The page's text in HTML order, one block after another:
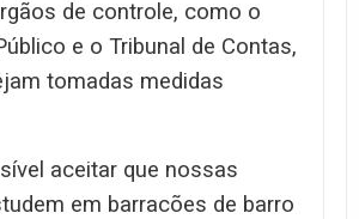
de controle, como o
e o Tribunal de Contas,
tomadas medidas
aceitar que nossas
em barracões de barro